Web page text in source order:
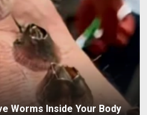
Worms Inside Your Body